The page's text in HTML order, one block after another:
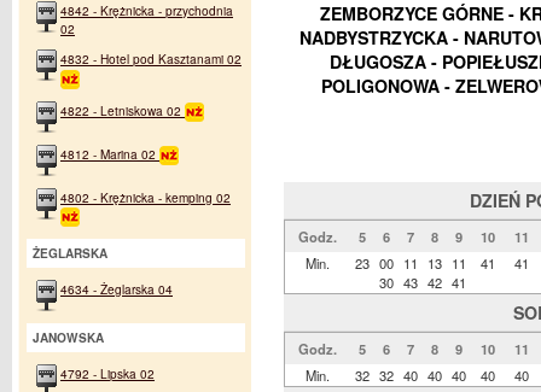
ZEMBORZYCE GÓRNE -
NADBYSTRZYCKA -
DŁUGOSZA -
POLIGONOWA -
DZIEŃ
Godz. 5 6 7 8 9 10
11
Min.
23 00
30
11
43
13
42
11
41
41 41
Godz. 5 6 7 8 9 10
11
Min.
32 32 40 40 40 40 40
4842 - Krężnicka - przychodnia
02
4832 - Hotel pod Kasztanami 02
4822 - Letniskowa 02
4812 - Marina 02
4802 - Krężnicka - kemping 02
ŻEGLARSKA
4634 - Żeglarska 04
JANOWSKA
4792 - Lipska 02